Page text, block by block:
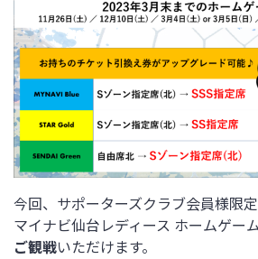
今回、サポーターズクラブ会員様限
マイナビ仙台レディース ホームゲー
ご観戦いただけます。